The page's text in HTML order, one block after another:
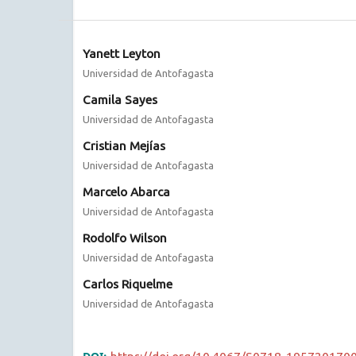
Yanett Leyton
Universidad de Antofagasta
Camila Sayes
Universidad de Antofagasta
Cristian Mejías
Universidad de Antofagasta
Marcelo Abarca
Universidad de Antofagasta
Rodolfo Wilson
Universidad de Antofagasta
Carlos Riquelme
Universidad de Antofagasta